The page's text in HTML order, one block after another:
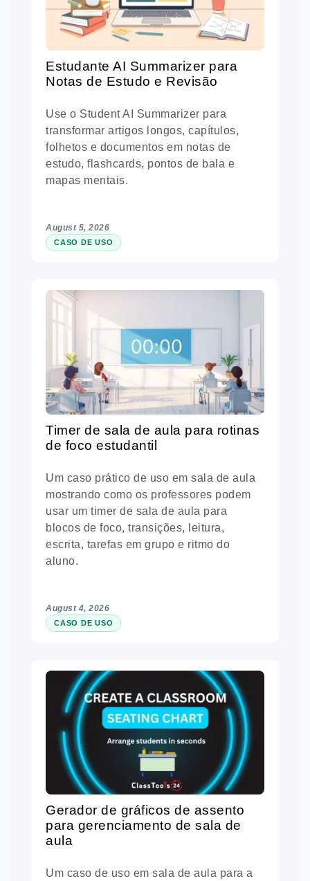
Estudante AI Summarizer para
Notas de Estudo e Revisão
Use o Student AI Summarizer para
transformar artigos longos, capítulos,
folhetos e documentos em notas de
estudo, flashcards, pontos de bala e
mapas mentais.
August 5, 2026
CASO DE USO
Timer de sala de aula para rotinas
de foco estudantil
Um caso prático de uso em sala de aula
mostrando como os professores podem
usar um timer de sala de aula para
blocos de foco, transições, leitura,
escrita, tarefas em grupo e ritmo do
aluno.
August 4, 2026
CASO DE USO
Gerador de gráficos de assento
para gerenciamento de sala de
aula
Um caso de uso em sala de aula para a